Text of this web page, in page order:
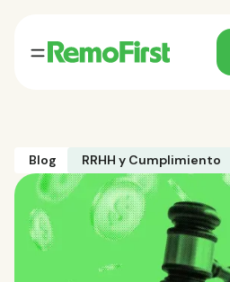
Blog RRHH y Cumplimiento